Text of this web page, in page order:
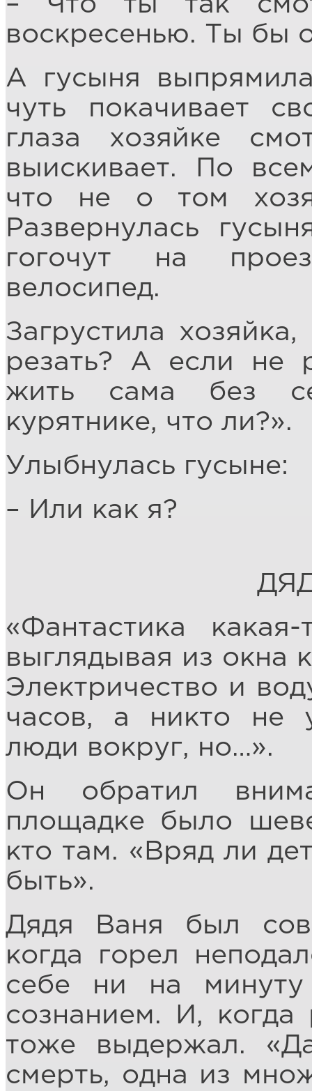
воскресенью. Ты бы
А гусыня
чуть покачивает
глаза хозяйке
выискивает. По
что не о том
Развернулась
гогочут на
велосипед.
Загрустила
резать? А если не
жить сама без
курятнике, что ли?».
Улыбнулась гусыне:
– Или как я?
«Фантастика
выглядывая из окна
Электричество и
часов, а никто не
люди вокруг, но…».
Он обратил
площадке было
кто там. «Вряд ли
быть».
Дядя Ваня был
когда горел
себе ни на минуту
сознанием. И, когда
тоже выдержал.
смерть, одна из